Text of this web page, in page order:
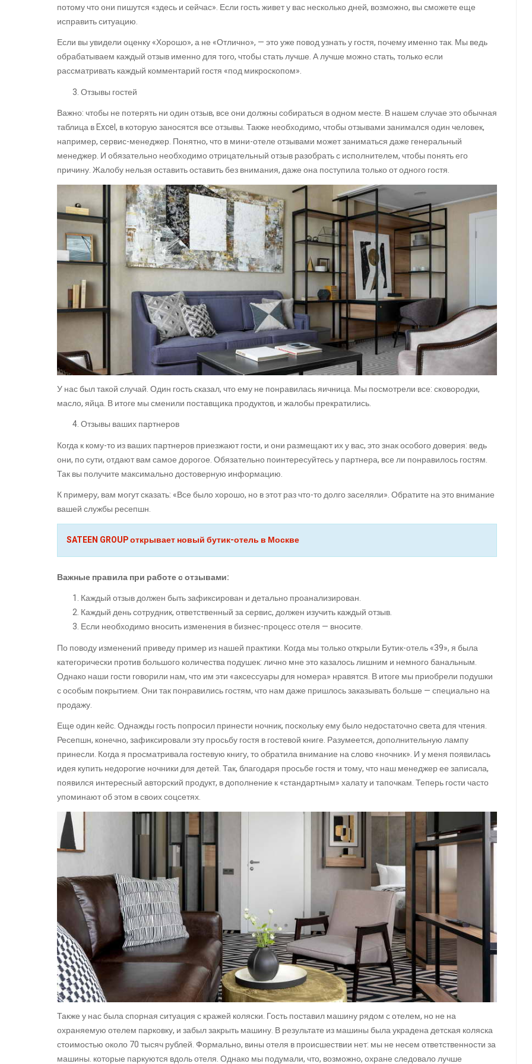
потому что они пишутся «здесь и сейчас». Если гость живет у вас несколько дней, возможно, вы сможете еще
исправить ситуацию.
Если вы увидели оценку «Хорошо», а не «Отлично», — это уже повод узнать у гостя, почему именно так. Мы ведь
обрабатываем каждый отзыв именно для того, чтобы стать лучше. А лучше можно стать, только если
рассматривать каждый комментарий гостя «под микроскопом».
Отзывы гостей
Важно: чтобы не потерять ни один отзыв, все они должны собираться в одном месте. В нашем случае это обычная
таблица в Excel, в которую заносятся все отзывы. Также необходимо, чтобы отзывами занимался один человек,
например, сервис-менеджер. Понятно, что в мини-отеле отзывами может заниматься даже генеральный
менеджер. И обязательно необходимо отрицательный отзыв разобрать с исполнителем, чтобы понять его
причину. Жалобу нельзя оставить оставить без внимания, даже она поступила только от одного гостя.
У нас был такой случай. Один гость сказал, что ему не понравилась яичница. Мы посмотрели все: сковородки,
масло, яйца. В итоге мы сменили поставщика продуктов, и жалобы прекратились.
Отзывы ваших партнеров
Когда к кому-то из ваших партнеров приезжают гости, и они размещают их у вас, это знак особого доверия: ведь
они, по сути, отдают вам самое дорогое. Обязательно поинтересуйтесь у партнера, все ли понравилось гостям.
Так вы получите максимально достоверную информацию.
К примеру, вам могут сказать: «Все было хорошо, но в этот раз что-то долго заселяли». Обратите на это внимание
вашей службы ресепшн.
SATEEN GROUP открывает новый бутик-отель в Москве
Важные правила при работе с отзывами:
Каждый отзыв должен быть зафиксирован и детально проанализирован.
Каждый день сотрудник, ответственный за сервис, должен изучить каждый отзыв.
Если необходимо вносить изменения в бизнес-процесс отеля — вносите.
По поводу изменений приведу пример из нашей практики. Когда мы только открыли Бутик-отель «39», я была
категорически против большого количества подушек: лично мне это казалось лишним и немного банальным.
Однако наши гости говорили нам, что им эти «аксессуары для номера» нравятся. В итоге мы приобрели подушки
с особым покрытием. Они так понравились гостям, что нам даже пришлось заказывать больше — специально на
продажу.
Еще один кейс. Однажды гость попросил принести ночник, поскольку ему было недостаточно света для чтения.
Ресепшн, конечно, зафиксировали эту просьбу гостя в гостевой книге. Разумеется, дополнительную лампу
принесли. Когда я просматривала гостевую книгу, то обратила внимание на слово «ночник». И у меня появилась
идея купить недорогие ночники для детей. Так, благодаря просьбе гостя и тому, что наш менеджер ее записала,
появился интересный авторский продукт, в дополнение к «стандартным» халату и тапочкам. Теперь гости часто
упоминают об этом в своих соцсетях.
Также у нас была спорная ситуация с кражей коляски. Гость поставил машину рядом с отелем, но не на
охраняемую отелем парковку, и забыл закрыть машину. В результате из машины была украдена детская коляска
стоимостью около 70 тысяч рублей. Формально, вины отеля в происшествии нет: мы не несем ответственности за
машины. которые паркуются вдоль отеля. Однако мы подумали, что, возможно, охране следовало лучше